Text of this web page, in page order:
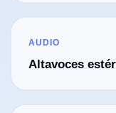
AUDIO
Altavoces